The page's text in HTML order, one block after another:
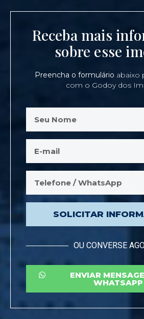
Receba mais
sobre esse
Preencha o formulário abaixo
com o Godoy dos
SOLICITAR
OU CONVERSE
ENVIAR
WHATSAPP